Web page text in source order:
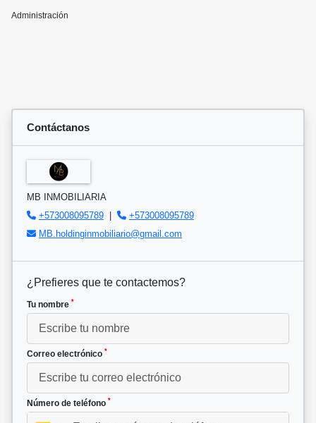
Administración
Contáctanos
MB INMOBILIARIA
+573008095789 |
+573008095789
MB.holdinginmobiliario@gmail.com
¿Prefieres que te contactemos?
Tu nombre *
Correo electrónico *
Número de teléfono *